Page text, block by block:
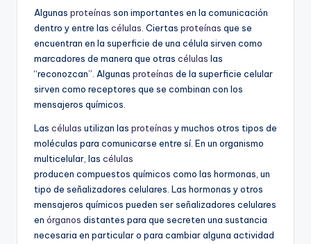
Algunas proteínas son importantes en la comunicación
dentro y entre las células . Ciertas proteínas que se
encuentran en la superficie de una célula sirven como
marcadores de manera que otras células las
“reconozcan”. Algunas proteínas de la superficie celular
sirven como receptores que se combinan con los
mensajeros químicos.
Las células utilizan las proteínas y muchos otros tipos de
moléculas para comunicarse entre sí. En un organismo
multicelular, las células
producen compuestos químicos como las hormonas, un
tipo de señalizadores celulares. Las hormonas y otros
mensajeros químicos pueden ser señalizadores celulares
en órganos distantes para que secreten una sustancia
necesaria en particular o para cambiar alguna actividad